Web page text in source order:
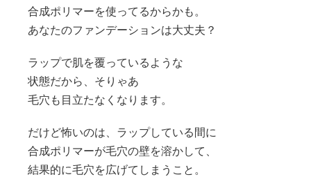
合成ポリマーを使ってるからかも。
あなたのファンデーションは大丈夫？
ラップで肌を覆っているような
状態だから、そりゃあ
毛穴も目立たなくなります。
だけど怖いのは、ラップしている間に
合成ポリマーが毛穴の壁を溶かして、
結果的に毛穴を広げてしまうこと。